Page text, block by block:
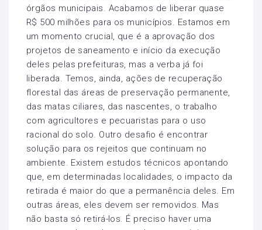
órgãos municipais. Acabamos de liberar quase
R$ 500 milhões para os municípios. Estamos em
um momento crucial, que é a aprovação dos
projetos de saneamento e início da execução
deles pelas prefeituras, mas a verba já foi
liberada. Temos, ainda, ações de recuperação
florestal das áreas de preservação permanente,
das matas ciliares, das nascentes, o trabalho
com agricultores e pecuaristas para o uso
racional do solo. Outro desafio é encontrar
solução para os rejeitos que continuam no
ambiente. Existem estudos técnicos apontando
que, em determinadas localidades, o impacto da
retirada é maior do que a permanência deles. Em
outras áreas, eles devem ser removidos. Mas
não basta só retirá-los. É preciso haver uma